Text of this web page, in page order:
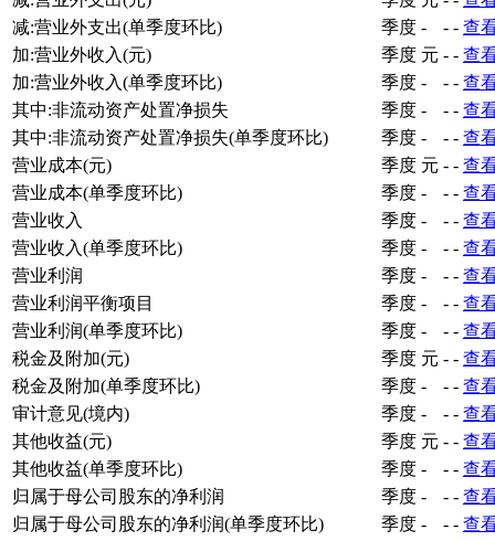
减:营业外支出(单季度环比)
季度 - - - 查
加:营业外收入(元)
季度 元 - - 查
加:营业外收入(单季度环比)
季度 - - - 查
其中:非流动资产处置净损失
季度 - - - 查
其中:非流动资产处置净损失(单季度环比)
季度 - - - 查
营业成本(元)
季度 元 - - 查
营业成本(单季度环比)
季度 - - - 查
营业收入
季度 - - - 查
营业收入(单季度环比)
季度 - - - 查
营业利润
季度 - - - 查
营业利润平衡项目
季度 - - - 查
营业利润(单季度环比)
季度 - - - 查
税金及附加(元)
季度 元 - - 查
税金及附加(单季度环比)
季度 - - - 查
审计意见(境内)
季度 - - - 查
其他收益(元)
季度 元 - - 查
其他收益(单季度环比)
季度 - - - 查
归属于母公司股东的净利润
季度 - - - 查
归属于母公司股东的净利润(单季度环比)
季度 - - - 查